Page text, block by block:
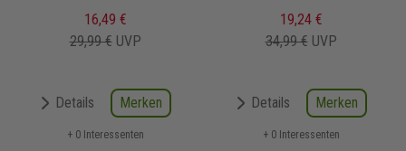
16,49 €
29,99 € UVP
Details Merken
+ 0 Interessenten
19,24 €
34,99 € UVP
Details Merken
+ 0 Interessenten